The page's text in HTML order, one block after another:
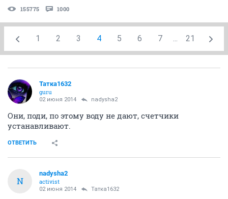
155775 1000
1 2 3 4 5 6 7 ... 21
Татка1632
guru
02 июня 2014 nadysha2
Они, поди, по этому воду не дают, счетчики
устанавливают.
ОТВЕТИТЬ
N
nadysha2
activist
02 июня 2014 Татка1632